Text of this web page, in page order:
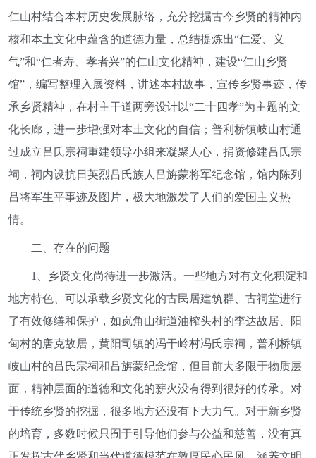
仁山村结合本村历史发展脉络，充分挖掘古今乡贤的精神内
核和本土文化中蕴含的道德力量，总结提炼出“仁爱、义
气”和“仁者寿、孝者兴”的仁山文化精神，建设“仁山乡贤
馆”，编写整理入展资料，讲述本村故事，宣传乡贤事迹，传
承乡贤精神，在村主干道两旁设计以“二十四孝”为主题的文
化长廊，进一步增强对本土文化的自信；普利桥镇岐山村通
过成立吕氏宗祠重建领导小组来凝聚人心，捐资修建吕氏宗
祠，祠内设抗日英烈吕氏族人吕旃蒙将军纪念馆，馆内陈列
吕将军生平事迹及图片，极大地激发了人们的爱国主义热
情。
二、存在的问题
1、乡贤文化尚待进一步激活。一些地方对有文化积淀和
地方特色、可以承载乡贤文化的古民居建筑群、古祠堂进行
了有效修缮和保护，如岚角山街道油榨头村的李达故居、阳
甸村的唐克故居，黄阳司镇的冯干岭村冯氏宗祠，普利桥镇
岐山村的吕氏宗祠和吕旃蒙纪念馆，但目前大多限于物质层
面，精神层面的道德和文化的薪火没有得到很好的传承。对
于传统乡贤的挖掘，很多地方还没有下大力气。对于新乡贤
的培育，多数时候只囿于引导他们参与公益和慈善，没有真